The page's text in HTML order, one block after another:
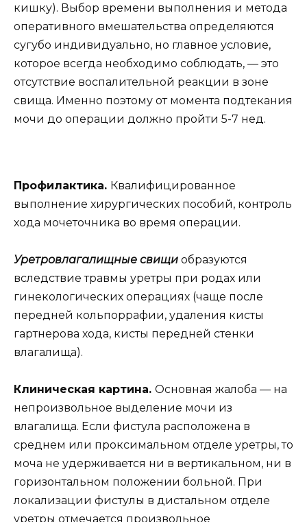
кишку). Выбор времени выполнения и метода
оперативного вмешательства определяются
сугубо индивидуально, но главное условие,
которое всегда необходимо соблюдать, — это
отсутствие воспалительной реакции в зоне
свища. Именно поэтому от момента подтекания
мочи до операции должно пройти 5-7 нед.
Профилактика. Квалифицированное
выполнение хирургических пособий, контроль
хода мочеточника во время операции.
Уретровлагалищные свищи образуются
вследствие травмы уретры при родах или
гинекологических операциях (чаще после
передней кольпоррафии, удаления кисты
гартнерова хода, кисты передней стенки
влагалища).
Клиническая картина. Основная жалоба — на
непроизвольное выделение мочи из
влагалища. Если фистула расположена в
среднем или проксимальном отделе уретры, то
моча не удерживается ни в вертикальном, ни в
горизонтальном положении больной. При
локализации фистулы в дистальном отделе
уретры отмечается произвольное